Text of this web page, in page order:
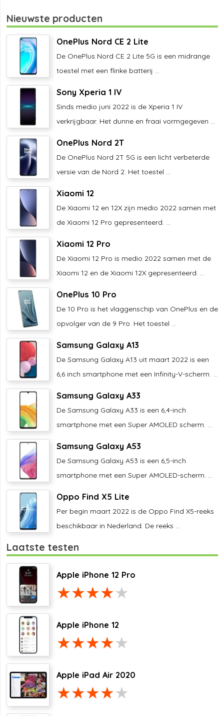
Nieuwste producten
OnePlus Nord CE 2 Lite
De OnePlus Nord CE 2 Lite 5G is een midrange
toestel met een flinke batterij ...
Sony Xperia 1 IV
Sinds medio juni 2022 is de Xperia 1 IV
verkrijgbaar. Het dunne en fraai vormgegeven ...
OnePlus Nord 2T
De OnePlus Nord 2T 5G is een licht verbeterde
versie van de Nord 2. Het toestel ...
Xiaomi 12
De Xiaomi 12 en 12X zijn medio 2022 samen met
de Xiaomi 12 Pro gepresenteerd. ...
Xiaomi 12 Pro
De Xiaomi 12 Pro is medio 2022 samen met de
Xiaomi 12 en de Xiaomi 12X gepresenteerd. ...
OnePlus 10 Pro
De 10 Pro is het vlaggenschip van OnePlus en de
opvolger van de 9 Pro. Het toestel ...
Samsung Galaxy A13
De Samsung Galaxy A13 uit maart 2022 is een
6,6 inch smartphone met een Infinity-V-scherm. ...
Samsung Galaxy A33
De Samsung Galaxy A33 is een 6,4-inch
smartphone met een Super AMOLED scherm. ...
Samsung Galaxy A53
De Samsung Galaxy A53 is een 6,5-inch
smartphone met een Super AMOLED-scherm. ...
Oppo Find X5 Lite
Per begin maart 2022 is de Oppo Find X5-reeks
beschikbaar in Nederland. De reeks ...
Laatste testen
Apple iPhone 12 Pro
Apple iPhone 12
Apple iPad Air 2020